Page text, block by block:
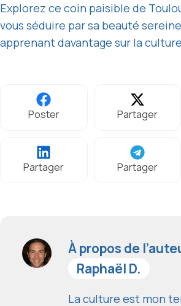
Explorez ce coin paisible de
vous séduire par sa beauté
apprenant davantage sur la
Poster Partager
Partager Partager
À propos de
Raphaël D.
La culture est mon